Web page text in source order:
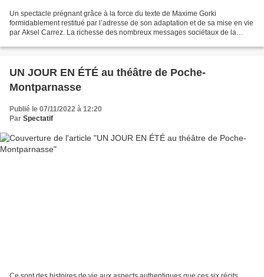
Un spectacle prégnant grâce à la force du texte de Maxime Gorki
formidablement restitué par l’adresse de son adaptation et de sa mise en vie
par Aksel Carrez. La richesse des nombreux messages sociétaux de la
UN JOUR EN ÉTÉ au théâtre de Poche-
Montparnasse
Publié le 07/11/2022 à 12:20
Par Spectatif